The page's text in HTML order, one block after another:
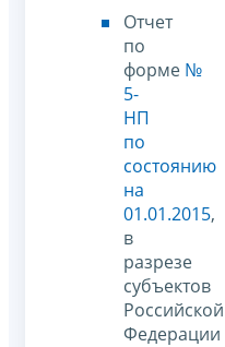
Отчет
по
форме №
5-
НП
по
состоянию
на
01.01.2015,
в
разрезе
субъектов
Российской
Федерации